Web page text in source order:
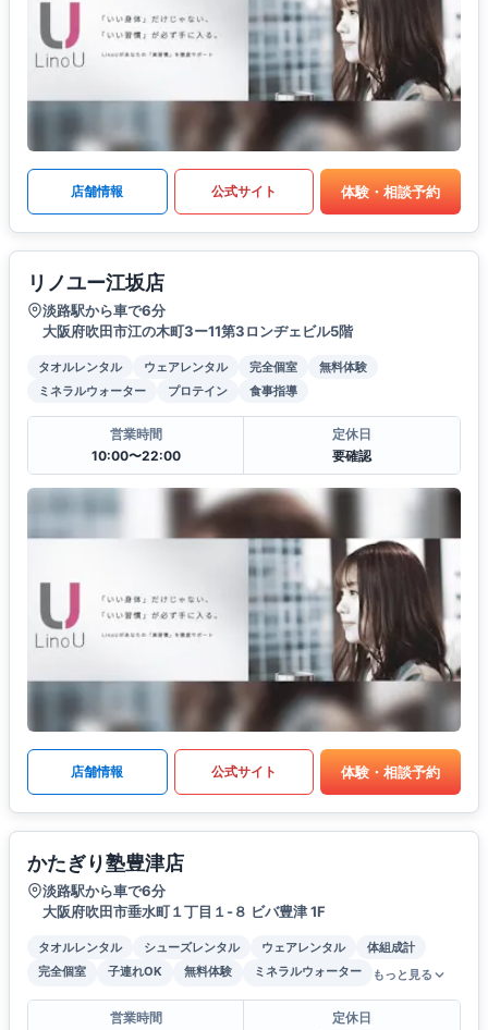
店舗情報 公式サイト 体験・相談予約
リノユー江坂店
淡路駅から車で6分
大阪府吹田市江の木町3ー11第3ロンヂェビル5階
タオルレンタル ウェアレンタル 完全個室
無料体験
ミネラルウォーター
プロテイン 食事指導
営業時間
10:00〜22:00
定休日
要確認
店舗情報 公式サイト 体験・相談予約
かたぎり塾豊津店
淡路駅から車で6分
大阪府吹田市垂水町１丁目１-８ ビバ豊津 1F
タオルレンタル シューズレンタル ウェアレンタル
体組成計
完全個室
子連れOK 無料体験 ミネラルウォーター もっと見る
営業時間
定休日